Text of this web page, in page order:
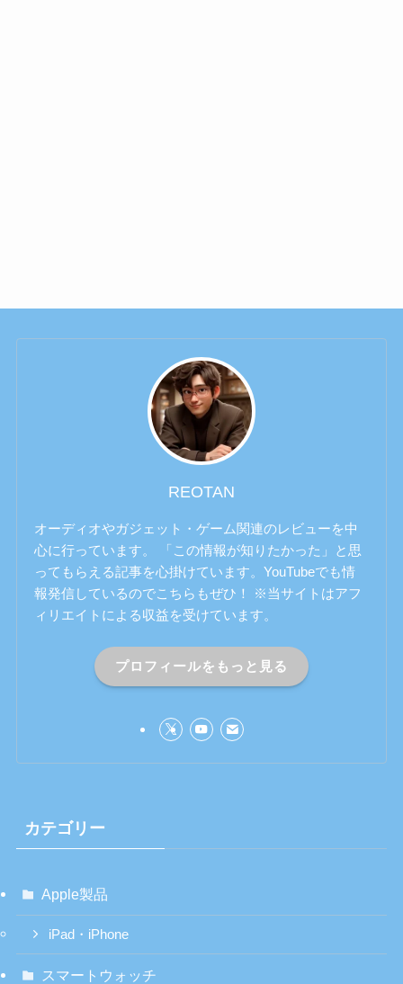
REOTAN
オーディオやガジェット・ゲーム関連のレビューを中
心に行っています。 「この情報が知りたかった」と思
ってもらえる記事を心掛けています。YouTubeでも情
報発信しているのでこちらもぜひ！ ※当サイトはアフ
ィリエイトによる収益を受けています。
プロフィールをもっと見る
カテゴリー
Apple製品
iPad・iPhone
スマートウォッチ